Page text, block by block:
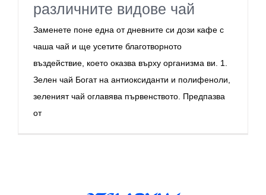
различните видове чай
Заменете поне една от дневните си дози кафе с
чаша чай и ще усетите благотворното
въздействие, което оказва върху организма ви. 1.
Зелен чай Богат на антиоксиданти и полифеноли,
зеленият чай оглавява първенството. Предпазва
от